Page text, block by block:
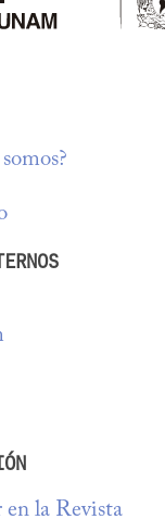
en la Revista